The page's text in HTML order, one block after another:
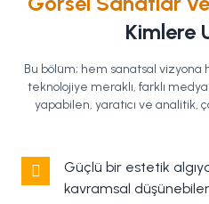
Kimlere
Bu bölüm; hem sanatsal
teknolojiye meraklı, farklı
yapabilen, yaratıcı ve analitik,
Güçlü bir estetik
kavramsal